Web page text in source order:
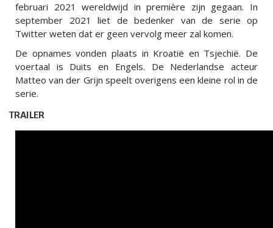
februari 2021 wereldwijd in première zijn gegaan. In
september 2021 liet de bedenker van de serie op
Twitter weten dat er geen vervolg meer zal komen.
De opnames vonden plaats in Kroatië en Tsjechië. De
voertaal is Duits en Engels. De Nederlandse acteur
Matteo van der Grijn speelt overigens een kleine rol in de
serie.
TRAILER